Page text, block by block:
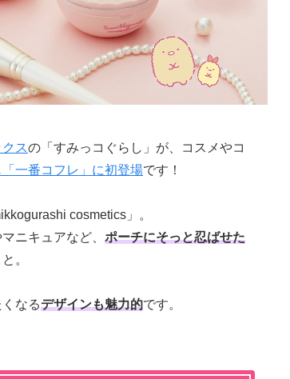
スの「すみっコぐらし」が、コスメやコ
「一番コフレ」に初登場です！
cosmetics」。
ニキュアなど、 ポーチにそっと忍ばせた
。
なるデザインも魅力的です。